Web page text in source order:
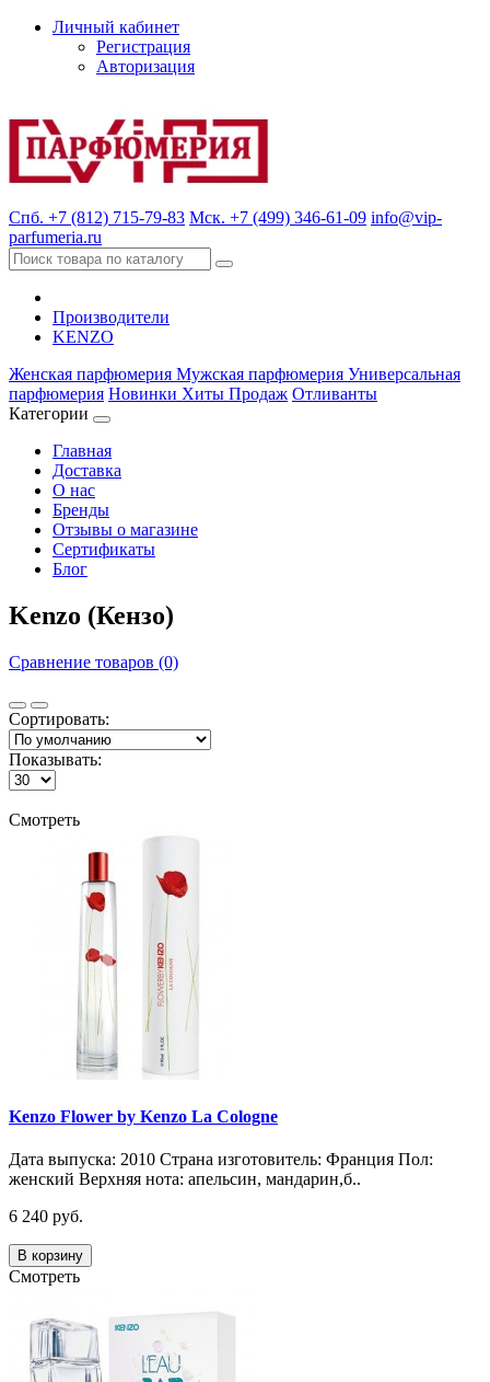
Личный кабинет
Регистрация
Авторизация
Спб. +7 (812) 715-79-83 Мск. +7 (499) 346-61-09 info@vip-
parfumeria.ru
Производители
KENZO
Женская парфюмерия Мужская парфюмерия Универсальная
парфюмерия Новинки Хиты Продаж Отливанты
Категории
Главная
Доставка
О нас
Бренды
Отзывы о магазине
Сертификаты
Блог
Kenzo (Кензо)
Сравнение товаров (0)
Сортировать:
Показывать:
Смотреть
Kenzo Flower by Kenzo La Cologne
Дата выпуска: 2010 Страна изготовитель: Франция Пол:
женский Верхняя нота: апельсин, мандарин,б..
6 240 руб.
В корзину
Смотреть